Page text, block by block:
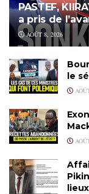
PASTEF,
a pris de
AOÛT 8, 2026
le
lieux